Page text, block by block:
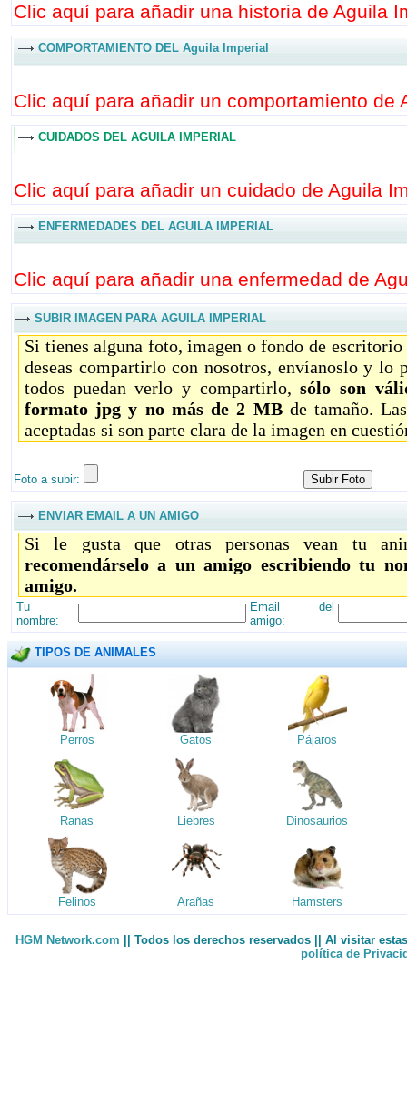
Clic aquí para añadir una historia de Aguila
COMPORTAMIENTO DEL Aguila Imperial
Clic aquí para añadir un comportamiento de
CUIDADOS DEL AGUILA IMPERIAL
Clic aquí para añadir un cuidado de Aguila
ENFERMEDADES DEL AGUILA IMPERIAL
Clic aquí para añadir una enfermedad de
SUBIR IMAGEN PARA AGUILA IMPERIAL
Si tienes alguna foto, imagen o fondo de
deseas compartirlo con nosotros, envíanoslo y lo
todos puedan verlo y compartirlo,sólo son
formato jpg y no más de 2 MBde tamaño.
aceptadas si son parte clara de la imagen en
Foto a subir:
ENVIAR EMAIL A UN AMIGO
Si le gusta que otras personas vean tu
recomendárselo a un amigo escribiendo tu
amigo.
Tu
nombre:
Email del
amigo:
TIPOS DE ANIMALES
Perros Gatos Pájaros
Ranas Liebres Dinosaurios
Felinos Arañas Hamsters
HGM Network.com || Todos los derechos reservados || Al visitar
política de